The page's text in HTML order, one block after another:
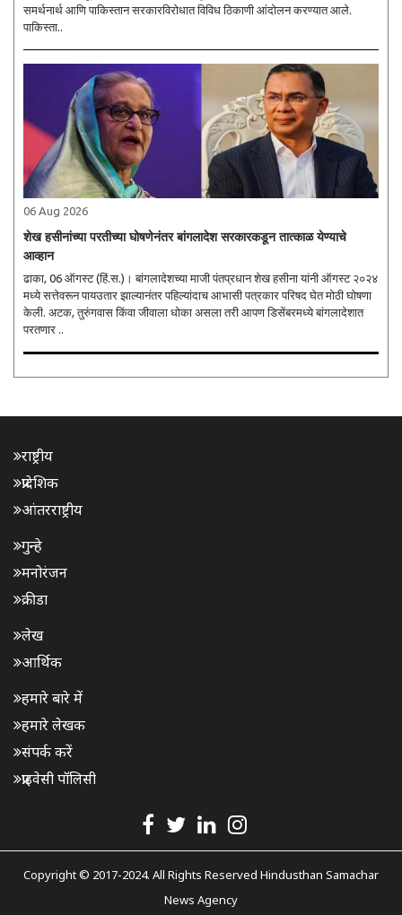
समर्थनार्थ आणि पाकिस्तान सरकारविरोधात विविध ठिकाणी आंदोलन करण्यात आले.
पाकिस्ता..
06 Aug 2026
शेख हसीनांच्या परतीच्या घोषणेनंतर बांगलादेश सरकारकडून तात्काळ येण्याचे
आव्हान
ढाका, 06 ऑगस्ट (हिं.स.)। बांगलादेशच्या माजी पंतप्रधान शेख हसीना यांनी ऑगस्ट २०२४
मध्ये सत्तेवरून पायउतार झाल्यानंतर पहिल्यांदाच आभासी पत्रकार परिषद घेत मोठी घोषणा
केली. अटक, तुरुंगवास किंवा जीवाला धोका असला तरी आपण डिसेंबरमध्ये बांगलादेशात
परतणार ..
राष्ट्रीय
प्रादेशिक
आंतरराष्ट्रीय
गुन्हे
मनोरंजन
क्रीडा
लेख
आर्थिक
हमारे बारे में
हमारे लेखक
संपर्क करें
प्राइवेसी पॉलिसी
Copyright © 2017-2024. All Rights Reserved Hindusthan Samachar
News Agency